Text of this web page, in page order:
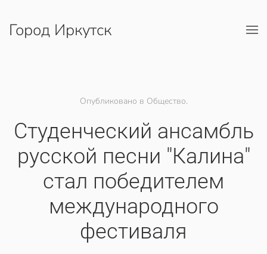
Перейти к содержимому
Город Иркутск
Опубликовано в Общество.
Студенческий ансамбль
русской песни "Калина"
стал победителем
международного
фестиваля